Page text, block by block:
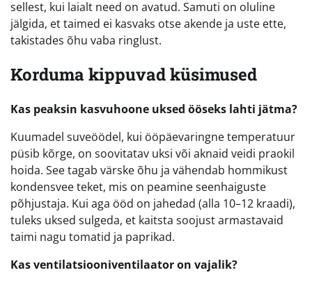
sellest, kui laialt need on avatud. Samuti on oluline
jälgida, et taimed ei kasvaks otse akende ja uste ette,
takistades õhu vaba ringlust.
Korduma kippuvad küsimused
Kas peaksin kasvuhoone uksed ööseks lahti jätma?
Kuumadel suveöödel, kui ööpäevaringne temperatuur
püsib kõrge, on soovitatav uksi või aknaid veidi praokil
hoida. See tagab värske õhu ja vähendab hommikust
kondensvee teket, mis on peamine seenhaiguste
põhjustaja. Kui aga ööd on jahedad (alla 10–12 kraadi),
tuleks uksed sulgeda, et kaitsta soojust armastavaid
taimi nagu tomatid ja paprikad.
Kas ventilatsiooniventilaator on vajalik?